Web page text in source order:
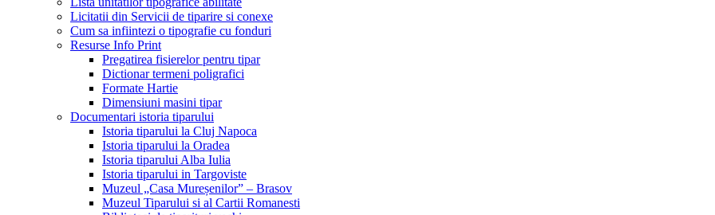
Licitatii din Servicii de tiparire si conexe
Cum sa infiintezi o tipografie cu fonduri
Resurse Info Print
Pregatirea fisierelor pentru tipar
Dictionar termeni poligrafici
Formate Hartie
Dimensiuni masini tipar
Documentari istoria tiparului
Istoria tiparului la Cluj Napoca
Istoria tiparului la Oradea
Istoria tiparului Alba Iulia
Istoria tiparului in Targoviste
Muzeul „Casa Mureșenilor” – Brasov
Muzeul Tiparului si al Cartii Romanesti